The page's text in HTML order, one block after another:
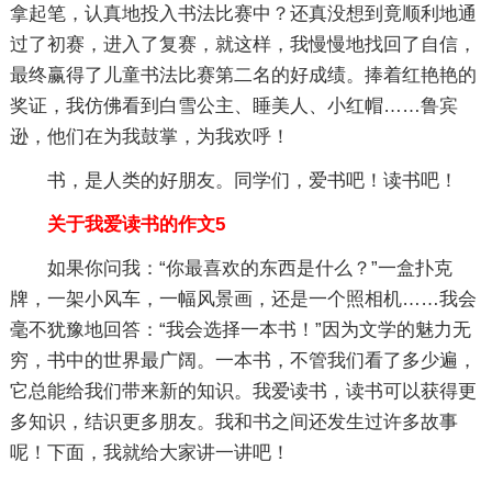
拿起笔，认真地投入书法比赛中？还真没想到竟顺利地通
过了初赛，进入了复赛，就这样，我慢慢地找回了自信，
最终赢得了儿童书法比赛第二名的好成绩。捧着红艳艳的
奖证，我仿佛看到白雪公主、睡美人、小红帽……鲁宾
逊，他们在为我鼓掌，为我欢呼！
书，是人类的好朋友。同学们，爱书吧！读书吧！
关于我爱读书的作文5
如果你问我：“你最喜欢的东西是什么？”一盒扑克
牌，一架小风车，一幅风景画，还是一个照相机……我会
毫不犹豫地回答：“我会选择一本书！”因为文学的魅力无
穷，书中的世界最广阔。一本书，不管我们看了多少遍，
它总能给我们带来新的知识。我爱读书，读书可以获得更
多知识，结识更多朋友。我和书之间还发生过许多故事
呢！下面，我就给大家讲一讲吧！